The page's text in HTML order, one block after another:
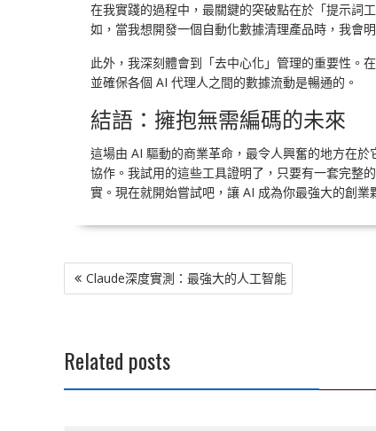
在我實踐的過程中，最關鍵的突破點在於「提示詞
如，當我想開發一個自動化數據清理產品時，我會
此外，我深刻體會到「去中心化」管理的重要性。
並確保各個 AI 代理人之間的數據流動是暢通的。
結語：擁抱無需編碼的未來
這場由 AI 驅動的商業革命，最令人興奮的地方在
協作。我試用的這些工具證明了，只要有一套完整
實。現在就開始嘗試吧，讓 AI 成為你最強大的創業
文
章
Claude深度實測：最強大的人工智能
Related posts